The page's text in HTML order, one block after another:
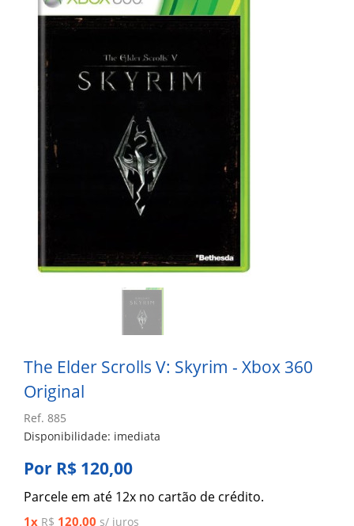
The Elder Scrolls V: Skyrim - Xbox 360
Original
Ref. 885
Disponibilidade: imediata
Por R$ 120,00
Parcele em até 12x no cartão de crédito.
1x R$ 120,00 s/ juros